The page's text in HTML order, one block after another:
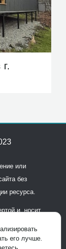
или
без
ресурса.
и носит
продаж.
его лучше.